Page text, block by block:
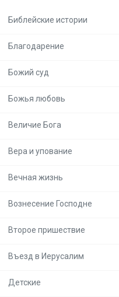
Библейские истории
Благодарение
Божий суд
Божья любовь
Величие Бога
Вера и упование
Вечная жизнь
Вознесение Господне
Второе пришествие
Въезд в Иерусалим
Детские